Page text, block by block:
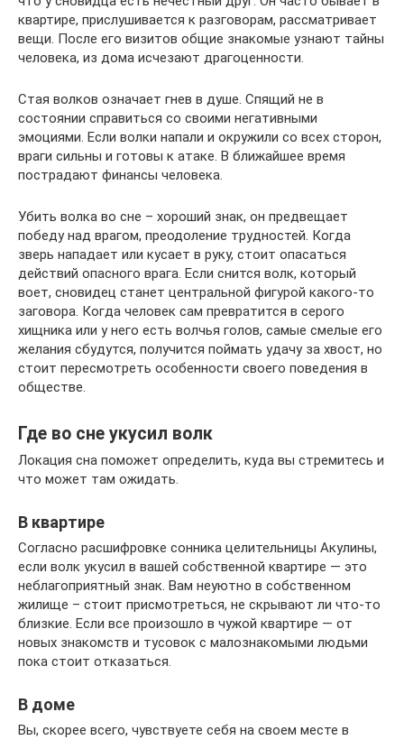
квартире, прислушивается к разговорам, рассматривает
вещи. После его визитов общие знакомые узнают тайны
человека, из дома исчезают драгоценности.
Стая волков означает гнев в душе. Спящий не в
состоянии справиться со своими негативными
эмоциями. Если волки напали и окружили со всех сторон,
враги сильны и готовы к атаке. В ближайшее время
пострадают финансы человека.
Убить волка во сне – хороший знак, он предвещает
победу над врагом, преодоление трудностей. Когда
зверь нападает или кусает в руку, стоит опасаться
действий опасного врага. Если снится волк, который
воет, сновидец станет центральной фигурой какого-то
заговора. Когда человек сам превратится в серого
хищника или у него есть волчья голов, самые смелые его
желания сбудутся, получится поймать удачу за хвост, но
стоит пересмотреть особенности своего поведения в
обществе.
Где во сне укусил волк
Локация сна поможет определить, куда вы стремитесь и
что может там ожидать.
В квартире
Согласно расшифровке сонника целительницы Акулины,
если волк укусил в вашей собственной квартире — это
неблагоприятный знак. Вам неуютно в собственном
жилище – стоит присмотреться, не скрывают ли что-то
близкие. Если все произошло в чужой квартире — от
новых знакомств и тусовок с малознакомыми людьми
пока стоит отказаться.
В доме
Вы, скорее всего, чувствуете себя на своем месте в